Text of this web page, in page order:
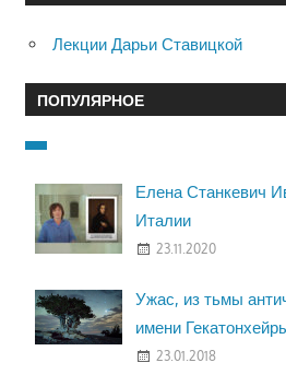
Лекции Дарьи Ставицкой
ПОПУЛЯРНОЕ
Елена Станкевич
Италии
23.11.2020
Ужас, из тьмы
имени
23.01.2018